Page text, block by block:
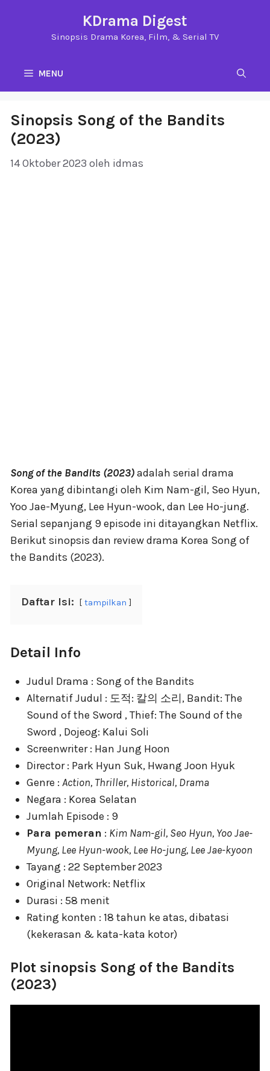
KDrama Digest
Sinopsis Drama Korea, Film, & Serial TV
MENU
Sinopsis Song of the Bandits
(2023)
14 Oktober 2023 oleh idmas
Song of the Bandits (2023)adalah serial drama
Korea yang dibintangi oleh Kim Nam-gil, Seo Hyun,
Yoo Jae-Myung, Lee Hyun-wook, dan Lee Ho-jung.
Serial sepanjang 9 episode ini ditayangkan Netflix.
Berikut sinopsis dan review drama Korea Song of
the Bandits (2023).
Daftar Isi: tampilkan
Detail Info
Judul Drama : Song of the Bandits
Alternatif Judul : 도적: 칼의 소리, Bandit: The
Sound of the Sword , Thief: The Sound of the
Sword , Dojeog: Kalui Soli
Screenwriter : Han Jung Hoon
Director : Park Hyun Suk, Hwang Joon Hyuk
Genre : Action, Thriller, Historical, Drama
Negara : Korea Selatan
Jumlah Episode : 9
Para pemeran : Kim Nam-gil, Seo Hyun, Yoo Jae-
Myung, Lee Hyun-wook, Lee Ho-jung, Lee Jae-kyoon
Tayang : 22 September 2023
Original Network: Netflix
Durasi : 58 menit
Rating konten : 18 tahun ke atas, dibatasi
(kekerasan & kata-kata kotor)
Plot sinopsis Song of the Bandits
(2023)